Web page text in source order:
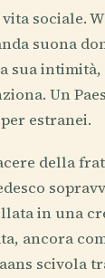
sociale.
suona
sua
Un
estranei.
della
in una
ancora
scivola